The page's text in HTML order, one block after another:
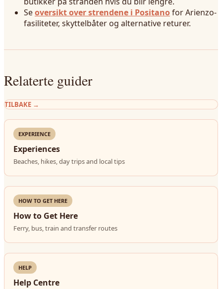
Seoversikt over strendene i Positanofor Arienzo-
fasiliteter, skyttelbåter og alternative returer.
Relaterte guider
TILBAKE →
EXPERIENCE
Experiences
Beaches, hikes, day trips and local tips
HOW TO GET HERE
How to Get Here
Ferry, bus, train and transfer routes
HELP
Help Centre